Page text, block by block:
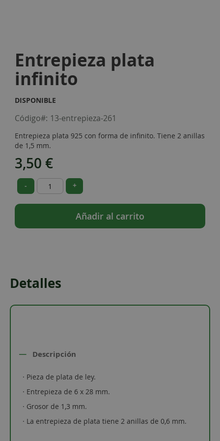
the
beginning
of
the
images
Entrepieza plata
infinito
DISPONIBLE
Código 13-entrepieza-261
Entrepieza plata 925 con forma de infinito. Tiene 2 anillas
de 1,5 mm.
3,50 €
- +
Añadir al carrito
Detalles
Descripción
· Pieza de plata de ley.
· Entrepieza de 6 x 28 mm.
· Grosor de 1,3 mm.
· La entrepieza de plata tiene 2 anillas de 0,6 mm.